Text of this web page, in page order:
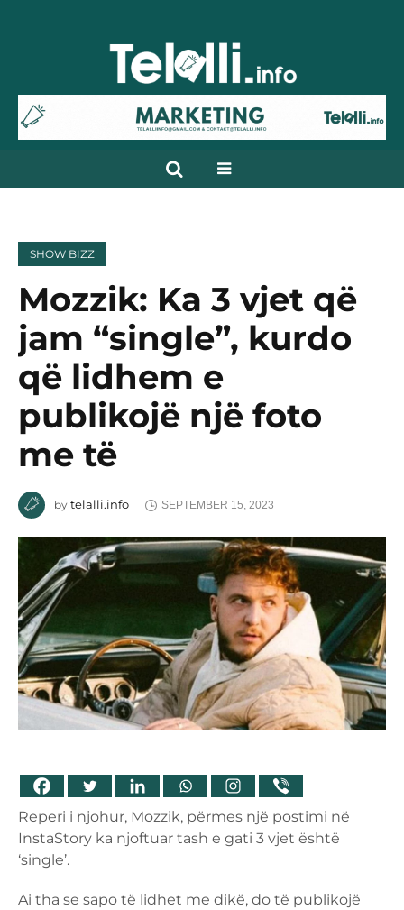
SHOW BIZZ
Mozzik: Ka 3 vjet që
jam “single”, kurdo
që lidhem e
publikojë një foto
me të
by telalli.info SEPTEMBER 15, 2023
Reperi i njohur, Mozzik, përmes një postimi në
InstaStory ka njoftuar tash e gati 3 vjet është
‘single’.
Ai tha se sapo të lidhet me dikë, do të publikojë